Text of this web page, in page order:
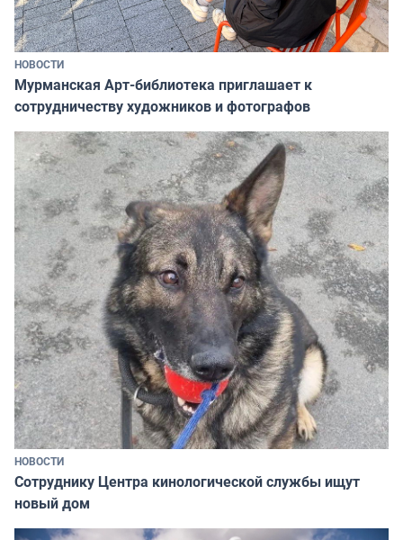
НОВОСТИ
Мурманская Арт-библиотека приглашает к
сотрудничеству художников и фотографов
НОВОСТИ
Сотруднику Центра кинологической службы ищут
новый дом